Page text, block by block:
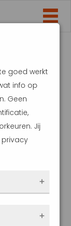
goed werkt
info op
Geen
Jij
privacy